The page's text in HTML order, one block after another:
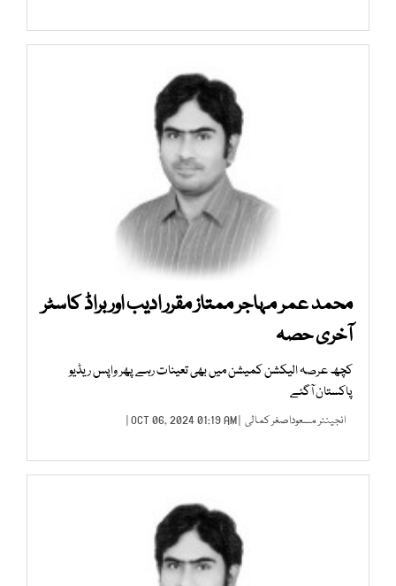
محمد عمر مہاجر ممتاز مقرر ادیب اور براڈ کاسٹر
آخری حصہ
کچھ عرصہ الیکشن کمیشن میں بھی تعینات رہے پھر واپس ریڈیو
پاکستان آگئے
انجینئر مسعوداصغر کمالی | OCT 06, 2024 01:19 AM |